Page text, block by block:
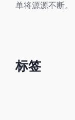
单将源源不断。
标签